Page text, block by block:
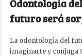
Odontología
futuro será
La odontología del
imaginarte y conjuga